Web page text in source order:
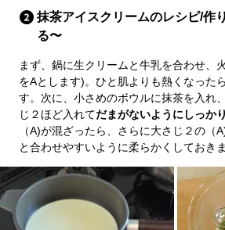
抹茶アイスクリームのレシピ/作
る〜
まず、鍋に生クリームと牛乳を合わせ、
をAとします)。ひと肌よりも熱くなった
す。次に、小さめのボウルに抹茶を入れ
じ２ほど入れてだまがないようにしっか
（A)が混ざったら、さらに大さじ２の（
と合わせやすいように柔らかくしておきま